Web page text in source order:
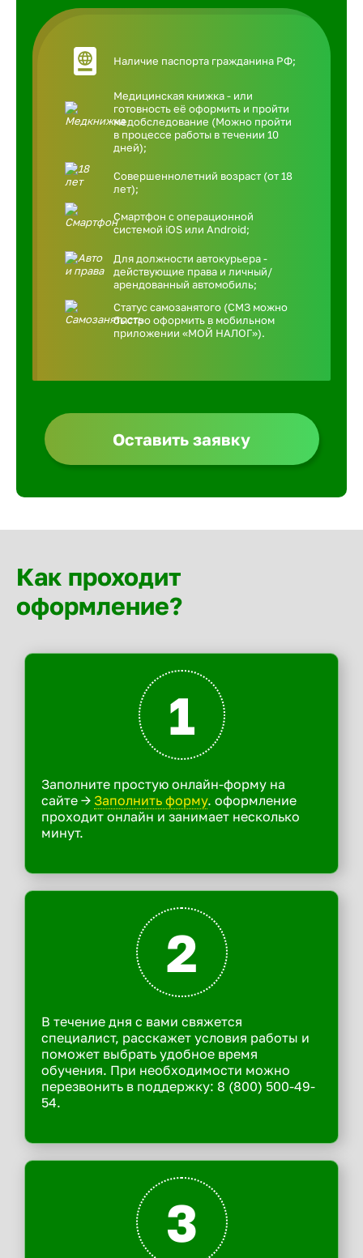
Наличие паспорта гражданина РФ;
Медицинская книжка - или
готовность её оформить и пройти
медобследование (Можно пройти
в процессе работы в течении 10
дней);
Совершеннолетний возраст (от 18
лет);
Смартфон с операционной
системой iOS или Android;
Для должности автокурьера -
действующие права и личный/
арендованный автомобиль;
Статус самозанятого (СМЗ можно
быстро оформить в мобильном
приложении «МОЙ НАЛОГ»).
Оставить заявку
Как проходит
оформление?
1
Заполните простую онлайн-форму на
сайте -> Заполнить форму. оформление
проходит онлайн и занимает несколько
минут.
2
В течение дня с вами свяжется
специалист, расскажет условия работы и
поможет выбрать удобное время
обучения. При необходимости можно
перезвонить в поддержку: 8 (800) 500-49-
54.
3